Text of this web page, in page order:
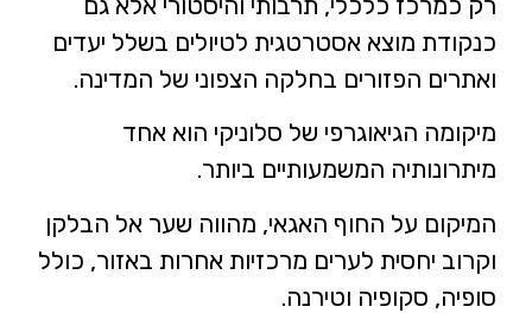
כנקודת מוצא אסטרטגית לטיולים בשלל יעדים
ואתרים הפזורים בחלקה הצפוני של המדינה.
מיקומה הגיאוגרפי של סלוניקי הוא אחד
מיתרונותיה המשמעותיים ביותר.
המיקום על החוף האגאי, מהווה שער אל הבלקן
וקרוב יחסית לערים מרכזיות אחרות באזור, כולל
סופיה, סקופיה וטירנה.